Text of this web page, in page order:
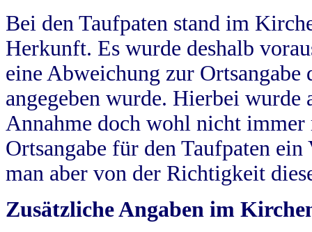
Bei den Taufpaten stand im
Herkunft. Es wurde deshalb
eine Abweichung zur
angegeben wurde. Hierbei wurde
Annahme doch wohl nicht
Ortsangabe für den Taufpaten
man aber von der Richtigkeit
Zusätzliche Angaben im